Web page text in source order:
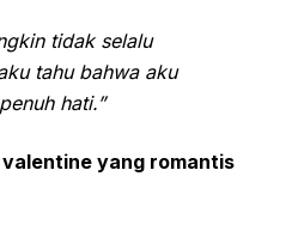
tidak selalu
tahu bahwa aku
hati.”
yang romantis